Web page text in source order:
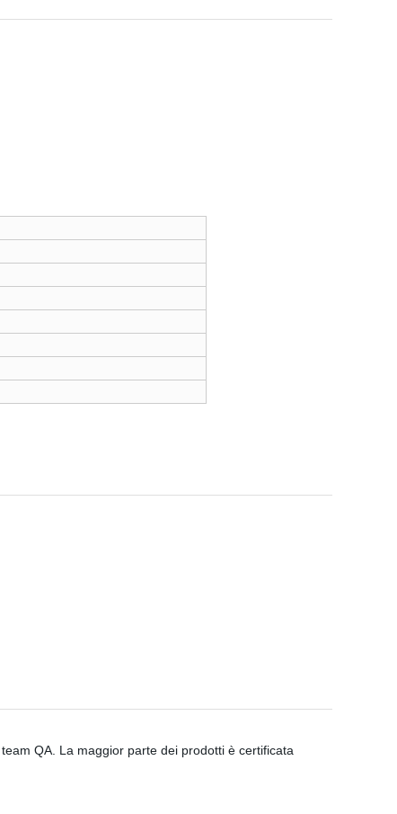
QA. La maggior parte dei prodotti è certificata